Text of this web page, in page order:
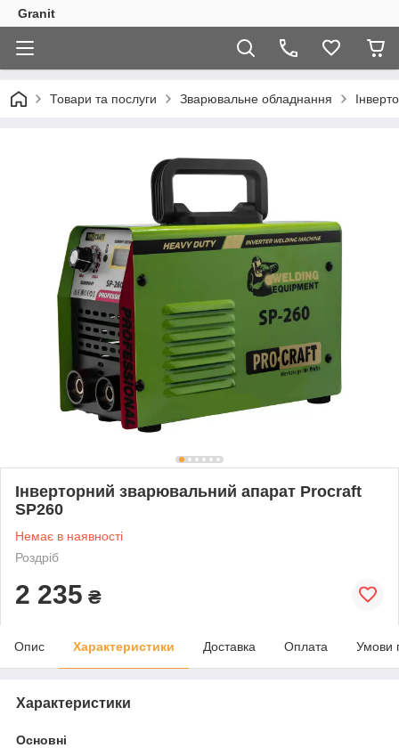
Granit
Товари та послуги Зварювальне обладнання
Інверторний зварювальний апарат Procraft
SP260
Немає в наявності
Роздріб
2 235 ₴
Опис Характеристики Доставка Оплата Умови
Характеристики
Основні